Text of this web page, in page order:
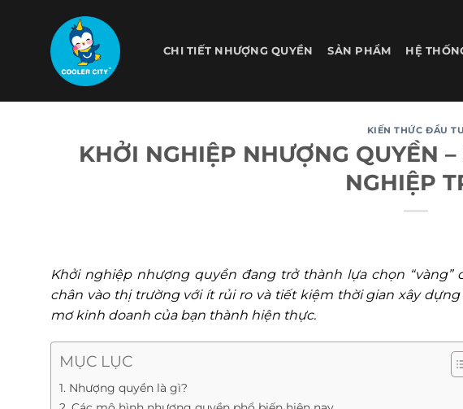
CHI TIẾT NHƯỢNG QUYỀN SẢN PHẨM HỆ
KIẾN THỨC ĐẦU
KHỞI NGHIỆP NHƯỢNG QUYỀN
NGHIỆP
Khởi nghiệp nhượng quyền đang trở thành lựa chọn
chân vào thị trường với ít rủi ro và tiết kiệm thời gian xây
mơ kinh doanh của bạn thành hiện thực.
MỤC LỤC
1. Nhượng quyền là gì?